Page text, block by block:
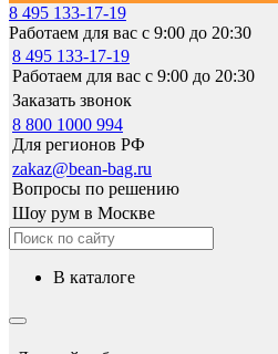
8 495 133-17-19
Работаем для вас с 9:00 до 20:30
8 495 133-17-19
Работаем для вас с 9:00 до 20:30
Заказать звонок
8 800 1000 994
Для регионов РФ
zakaz@bean-bag.ru
Вопросы по решению
Шоу рум в Москве
в каталоге